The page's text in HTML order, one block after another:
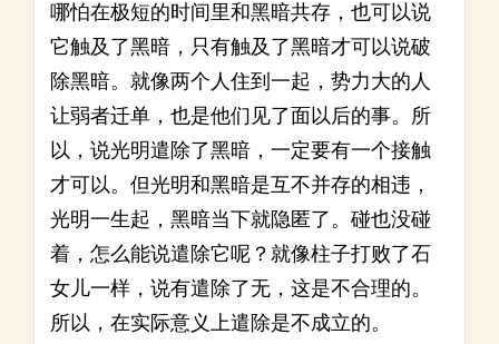
哪怕在极短的时间里和黑暗共存，也可以说
它触及了黑暗，只有触及了黑暗才可以说破
除黑暗。就像两个人住到一起，势力大的人
让弱者迁单，也是他们见了面以后的事。所
以，说光明遣除了黑暗，一定要有一个接触
才可以。但光明和黑暗是互不并存的相违，
光明一生起，黑暗当下就隐匿了。碰也没碰
着，怎么能说遣除它呢？就像柱子打败了石
女儿一样，说有遣除了无，这是不合理的。
所以，在实际意义上遣除是不成立的。